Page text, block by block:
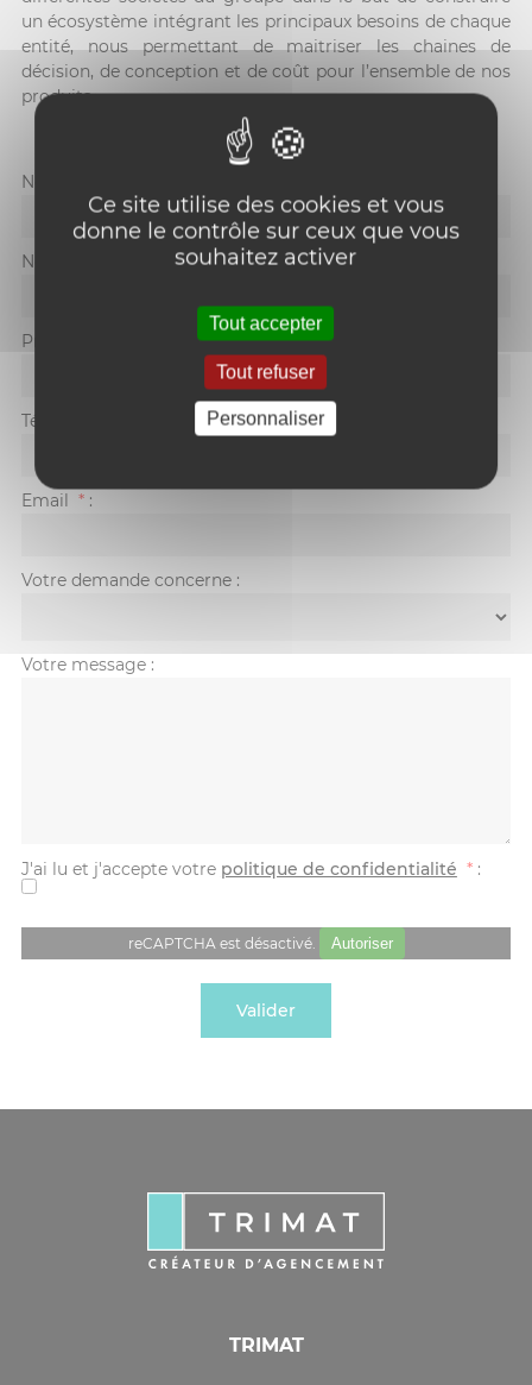
un écosystème intégrant les principaux besoins de chaque
entité, nous permettant de maitriser les chaines de
décision, de conception et de coût pour l’ensemble de nos
produits.
Nom de l'entreprise
Nom
Prénom
Téléphone
Email *:
Votre demande concerne :
Votre message :
J'ai lu et j'accepte votre politique de confidentialité *:
reCAPTCHA est désactivé. Autoriser
TRIMAT
Ce site utilise des cookies et vous
donne le contrôle sur ceux que vous
souhaitez activer
Tout accepter
Tout refuser
Personnaliser